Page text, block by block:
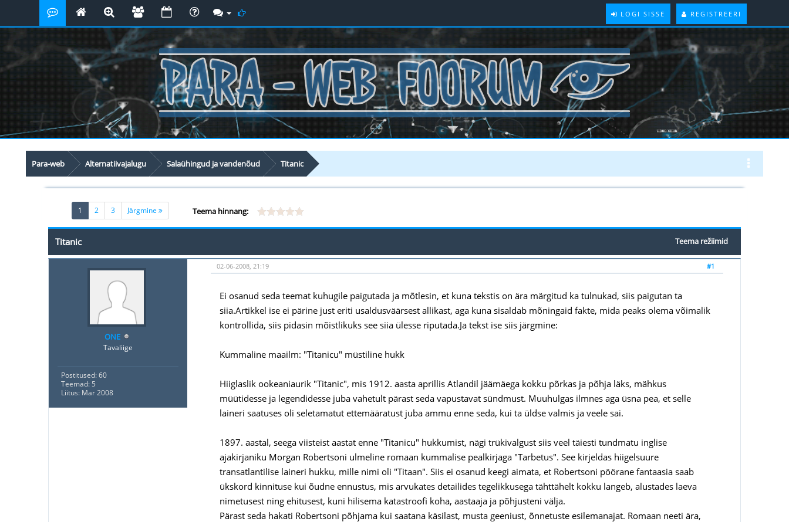
LOGI SISSE REGISTREERI
Para-web Alternatiivajalugu Salaühingud ja vandenõud Titanic
1 (current)
2 3 Järgmine Teema hinnang:
Teema režiimid
Titanic
ONE
Tavaliige
Postitused: 60
Teemad: 5
Liitus: Mar 2008
#1
02-06-2008, 21:19
Ei osanud seda teemat kuhugile paigutada ja mõtlesin, et kuna tekstis on ära märgitud ka tulnukad, siis paigutan ta
siia.Artikkel ise ei pärine just eriti usaldusväärsest allikast, aga kuna sisaldab mõningaid fakte, mida peaks olema võimalik
kontrollida, siis pidasin mõistlikuks see siia ülesse riputada.Ja tekst ise siis järgmine:
Kummaline maailm: "Titanicu" müstiline hukk
Hiiglaslik ookeaniaurik "Titanic", mis 1912. aasta aprillis Atlandil jäämäega kokku põrkas ja põhja läks, mähkus
müütidesse ja legendidesse juba vahetult pärast seda vapustavat sündmust. Muuhulgas ilmnes aga üsna pea, et selle
laineri saatuses oli seletamatut ettemääratust juba ammu enne seda, kui ta üldse valmis ja veele sai.
1897. aastal, seega viisteist aastat enne "Titanicu" hukkumist, nägi trükivalgust siis veel täiesti tundmatu inglise
ajakirjaniku Morgan Robertsoni ulmeline romaan kummalise pealkirjaga "Tarbetus". See kirjeldas hiigelsuure
transatlantilise laineri hukku, mille nimi oli "Titaan". Siis ei osanud keegi aimata, et Robertsoni pöörane fantaasia saab
ükskord kinnituse kui õudne ennustus, mis arvukates detailides tegelikkusega tähttähelt kokku langeb, alustades laeva
nimetusest ning ehitusest, kuni hilisema katastroofi koha, aastaaja ja põhjusteni välja.
Pärast seda hakati Robertsoni põhjama kui saatana käsilast, musta geeniust, õnnetuste esilemanajat. Romaan neeti ära,